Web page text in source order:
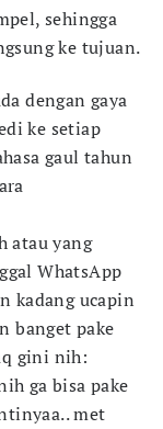
sehingga
ke tujuan.
dengan gaya
ke setiap
gaul tahun
atau yang
WhatsApp
kadang ucapin
banget pake
gini nih:
ga bisa pake
met